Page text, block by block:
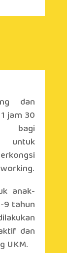
dan
jam 30
bagi
untuk
anak-
9 tahun
dan
UKM.